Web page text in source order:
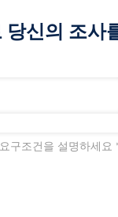
당신의 조사